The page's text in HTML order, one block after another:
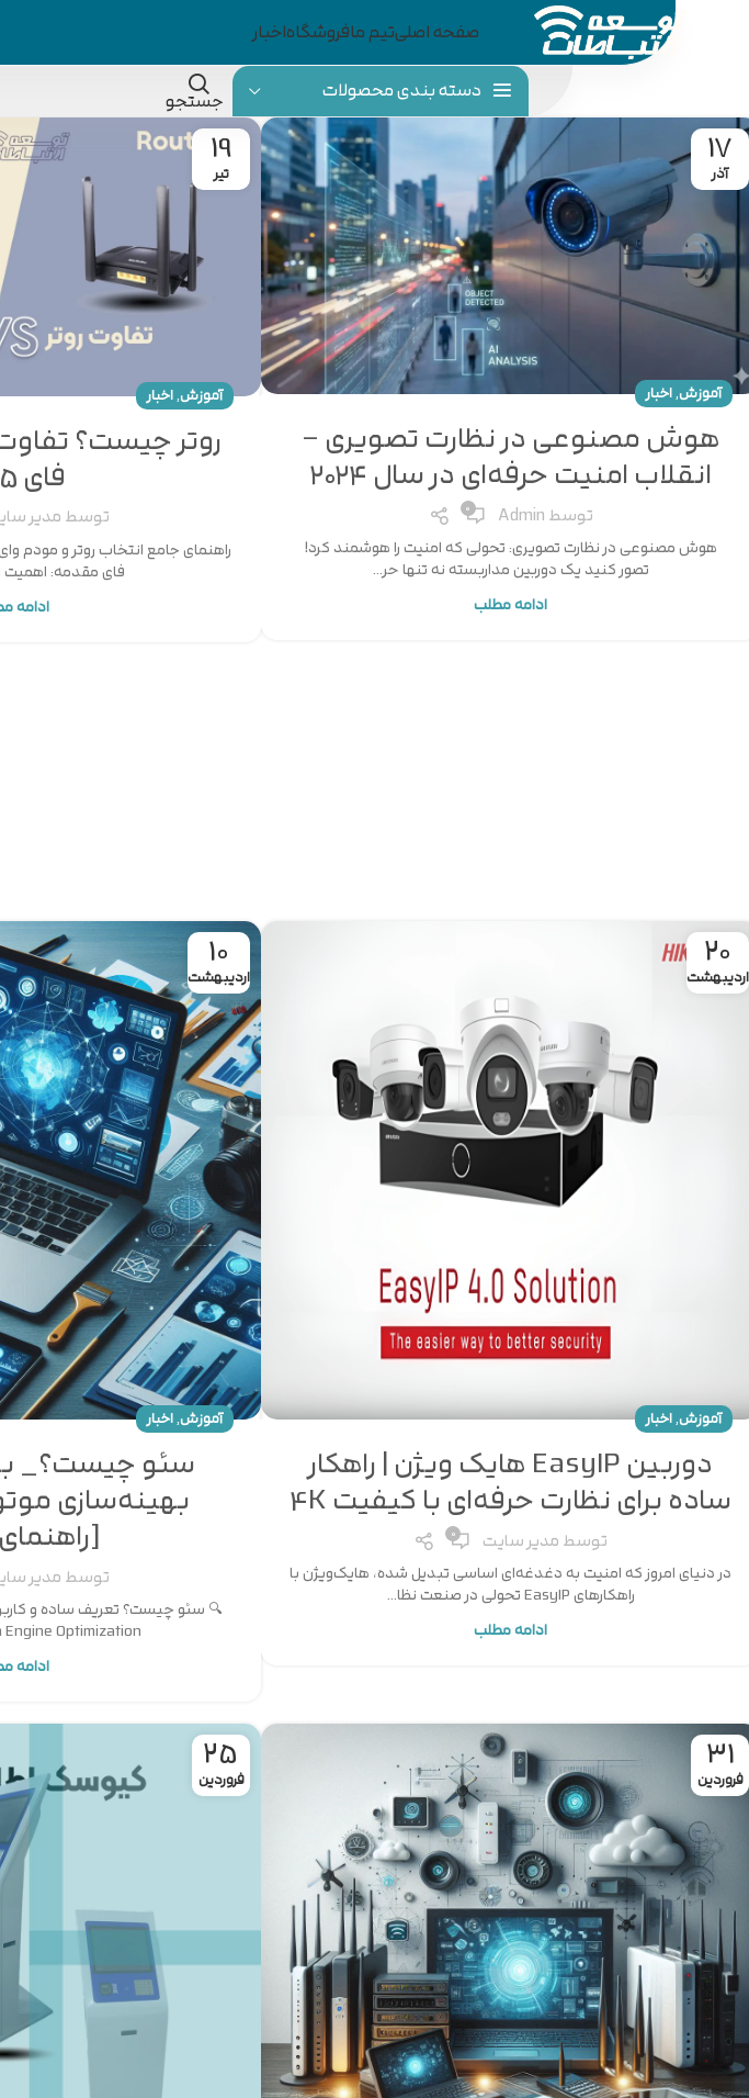
صفحه اصلیتیم مافروشگاهاخبار
دسته بندی محصولات
جستجو
17
آذر
آموزش,اخبار
هوش مصنوعی در نظارت تصویری –
انقلاب امنیت حرفه‌ای در سال ۲۰۲۴
توسطAdmin
0
هوش مصنوعی در نظارت تصویری: تحولی که امنیت را هوشمند کرد!
تصور کنید یک دوربین مداربسته نه تنها حر...
ادامه مطلب
19
تیر
آموزش,اخبار
روتر چیست؟
فای 2025
توسطمدیر
فای مقدمه:
ادامه
20
اردیبهشت
آموزش,اخبار
دوربین EasyIP هایک ویژن | راهکار
ساده برای نظارت حرفه‌ای با کیفیت 4K
توسطمدیر سایت 0
در دنیای امروز که امنیت به دغدغه‌ای اساسی تبدیل شده، هایک‌ویژن با
راهکارهای EasyIP تحولی در صنعت نظا...
ادامه مطلب
10
اردیبهشت
آموزش,اخبار
سئو چیست؟_
بهینه‌سازی
[راهنمای 2024]
توسطمدیر
ادامه
31
فروردین
25
فروردین